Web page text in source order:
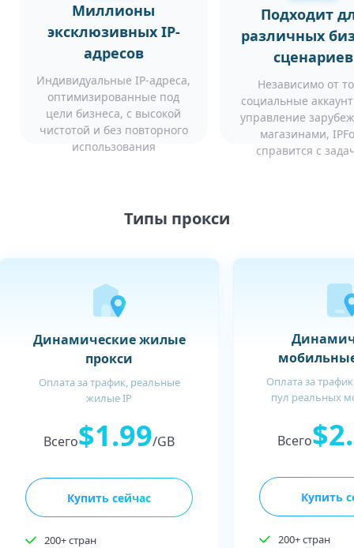
Миллионы
эксклюзивных IP-
адресов
Индивидуальные IP-адреса,
оптимизированные под
цели бизнеса, с высокой
чистотой и без повторного
использования
Подходит
различных
сценариев
Независимо от
социальные
управление
магазинами,
справится с
Типы прокси
Динамические жилые
прокси
Оплата за трафик, реальные
жилые IP
Всего$1.99/GB
Купить сейчас
200+ стран
Оплата за
пул реальных
Всего
Купить
200+ стран